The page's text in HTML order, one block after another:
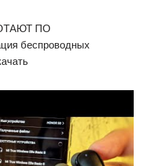
ПО
беспроводных